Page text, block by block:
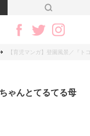
【育児マンガ】登園風景／『ト
ゃんとてるてる母